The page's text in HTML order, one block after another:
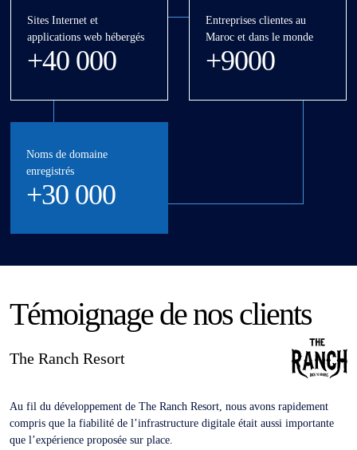
Sites Internet et
applications web hébergés
+40 000
Entreprises clientes au
Maroc et dans le monde
+9000
Noms de domaine
enregistrés
+30 000
Témoignage de nos clients
The Ranch Resort
Au fil du développement de The Ranch Resort, nous avons rapidement
compris que la fiabilité de l’infrastructure digitale était aussi importante
que l’expérience proposée sur place.